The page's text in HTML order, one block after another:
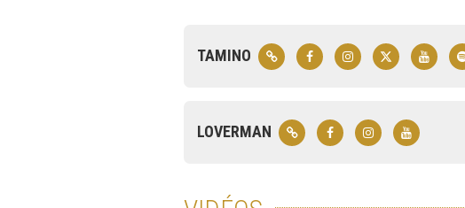
TAMINO
LOVERMAN